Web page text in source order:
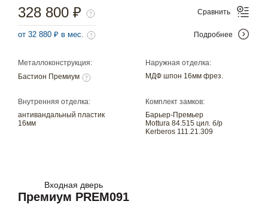
Металлоконструкция:
Бастион Премиум
Наружная отделка:
МДФ шпон 16мм фрез.
Внутренняя отделка:
антивандальный пластик
16мм
Комплект замков:
Барьер-Премьер
Mottura 84.515 цил. б/р
Kerberos 111.21.309
328 800 ₽
от 32 880 ₽ в мес.
Сравнить
Подробнее
Входная дверь
Премиум PREM091